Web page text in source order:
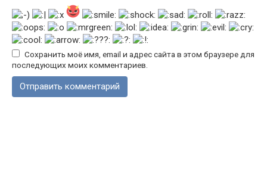
Сохранить моё имя, email и адрес сайта в этом браузере для
последующих моих комментариев.